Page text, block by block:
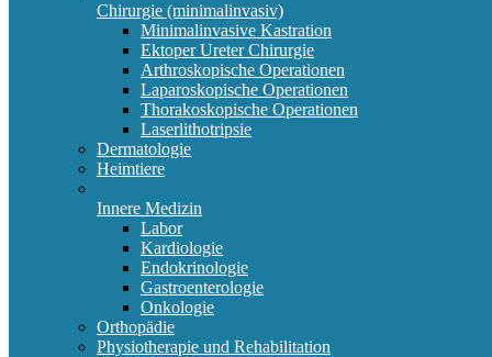
Chirurgie (minimalinvasiv)
Minimalinvasive Kastration
Ektoper Ureter Chirurgie
Arthroskopische Operationen
Laparoskopische Operationen
Thorakoskopische Operationen
Laserlithotripsie
Dermatologie
Heimtiere
Innere Medizin
Labor
Kardiologie
Endokrinologie
Gastroenterologie
Onkologie
Orthopädie
Physiotherapie und Rehabilitation